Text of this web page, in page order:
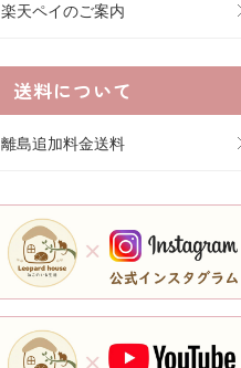
楽天ペイのご案内
送料について
離島追加料金送料